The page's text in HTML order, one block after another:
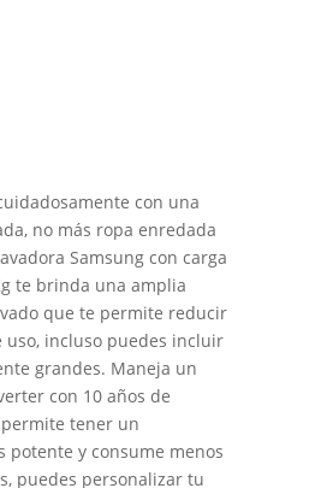
con una
no más ropa enredada
Samsung con carga
te brinda una amplia
que te permite reducir
uso, incluso puedes incluir
grandes. Maneja un
con 10 años de
tener un
potente y consume menos
puedes personalizar tu